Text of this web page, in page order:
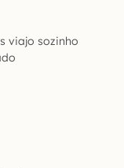
viajo sozinho